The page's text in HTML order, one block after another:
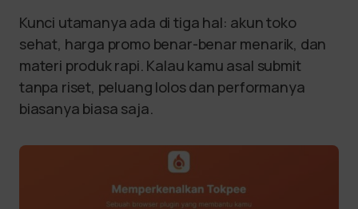
Kunci utamanya ada di tiga hal: akun toko
sehat, harga promo benar-benar menarik, dan
materi produk rapi. Kalau kamu asal submit
tanpa riset, peluang lolos dan performanya
biasanya biasa saja.